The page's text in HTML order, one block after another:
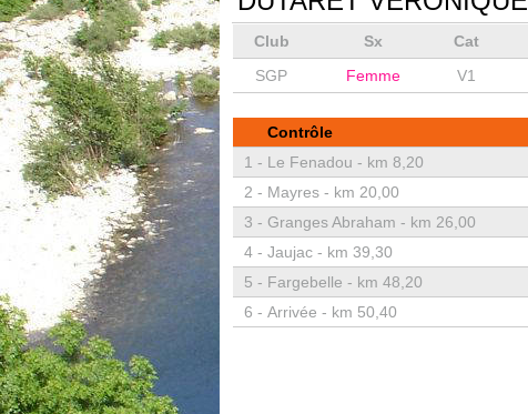
Club Sx Cat
SGP
Femme V1
Contrôle
1 - Le Fenadou - km 8,20
2 - Mayres - km 20,00
3 - Granges Abraham - km 26,00
4 - Jaujac - km 39,30
5 - Fargebelle - km 48,20
6 - Arrivée - km 50,40